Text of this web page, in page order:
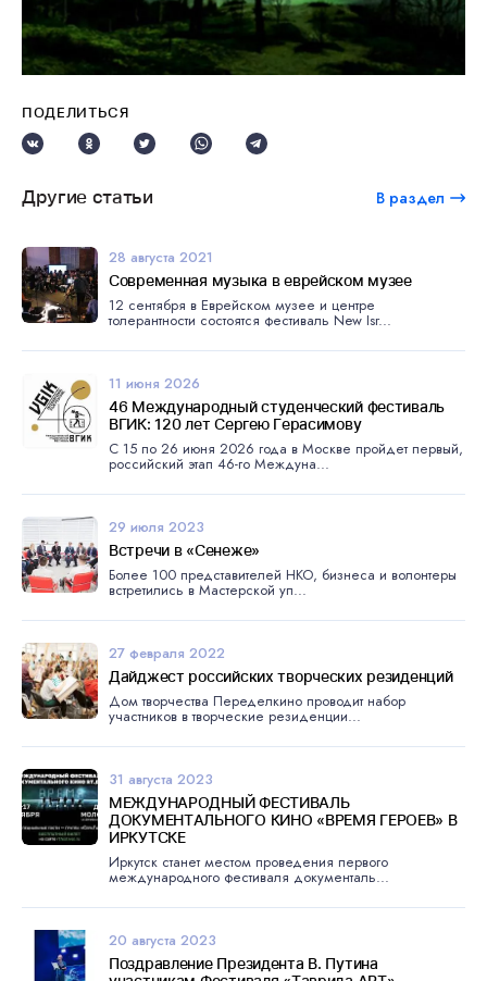
ПОДЕЛИТЬСЯ
Другие статьи В раздел
28 августа 2021
Современная музыка в еврейском музее
12 сентября в Еврейском музее и центре
толерантности состоятся фестиваль New Isr...
11 июня 2026
46 Международный студенческий фестиваль
ВГИК: 120 лет Сергею Герасимову
С 15 по 26 июня 2026 года в Москве пройдет первый,
российский этап 46-го Междуна...
29 июля 2023
Встречи в «Сенеже»
Более 100 представителей НКО, бизнеса и волонтеры
встретились в Мастерской уп...
27 февраля 2022
Дайджест российских творческих резиденций
Дом творчества Переделкино проводит набор
участников в творческие резиденции...
31 августа 2023
МЕЖДУНАРОДНЫЙ ФЕСТИВАЛЬ
ДОКУМЕНТАЛЬНОГО КИНО «ВРЕМЯ ГЕРОЕВ» В
ИРКУТСКЕ
Иркутск станет местом проведения первого
международного фестиваля документаль...
20 августа 2023
Поздравление Президента В. Путина